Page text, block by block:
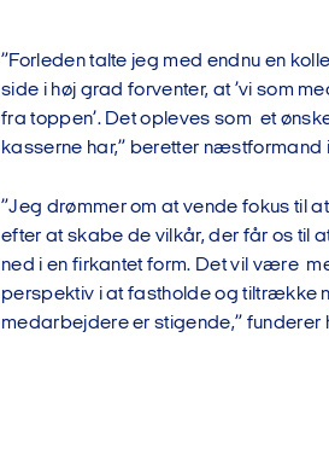
”Forleden talte jeg med endnu en
side i høj grad forventer, at ’vi som
fra toppen’. Det opleves som et
kasserne har,” beretter næstformand
”Jeg drømmer om at vende fokus til
efter at skabe de vilkår, der får os til
ned i en firkantet form. Det vil være
perspektiv i at fastholde og tiltrække
medarbejdere er stigende,” funderer